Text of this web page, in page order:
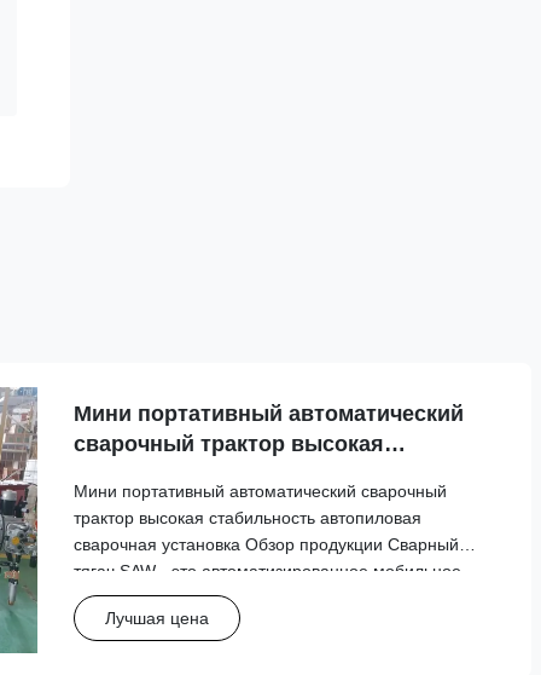
Мини портативный автоматический
сварочный трактор высокая
установка
Мини портативный автоматический сварочный
трактор высокая стабильность автопиловая
сварочная установка Обзор продукции Сварный
тягач SAW - это автоматизированное мобильное
устройство, специально разработанное для сварки
танков.Эта портативная система несет головку
Лучшая цена